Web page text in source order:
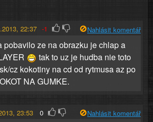
22:37 -1 Nahlásit komentář
pobavilo ze na obrazku je chlap a
tak to uz je hudba nie toto
cz kokotiny na cd od rytmusa az po
NA GUMKE.
23:53 0 Nahlásit komentář